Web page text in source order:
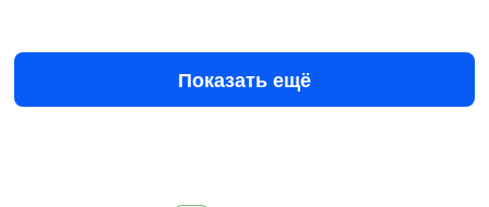
£235за всё до 6 чел.
Показать ещё